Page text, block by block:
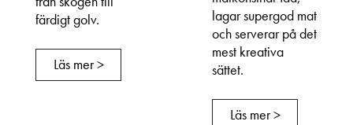
färdigt golv.
Läs mer >
lagar supergod mat
och serverar på det
mest kreativa
sättet.
Läs mer >